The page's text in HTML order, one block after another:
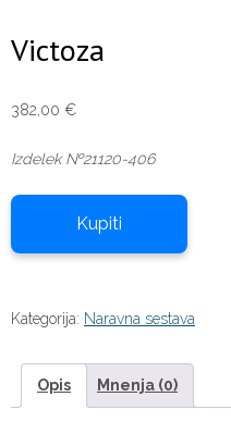
Victoza
382,00 €
Izdelek №21120-406
Kupiti
Kategorija: Naravna sestava
Opis Mnenja (0)